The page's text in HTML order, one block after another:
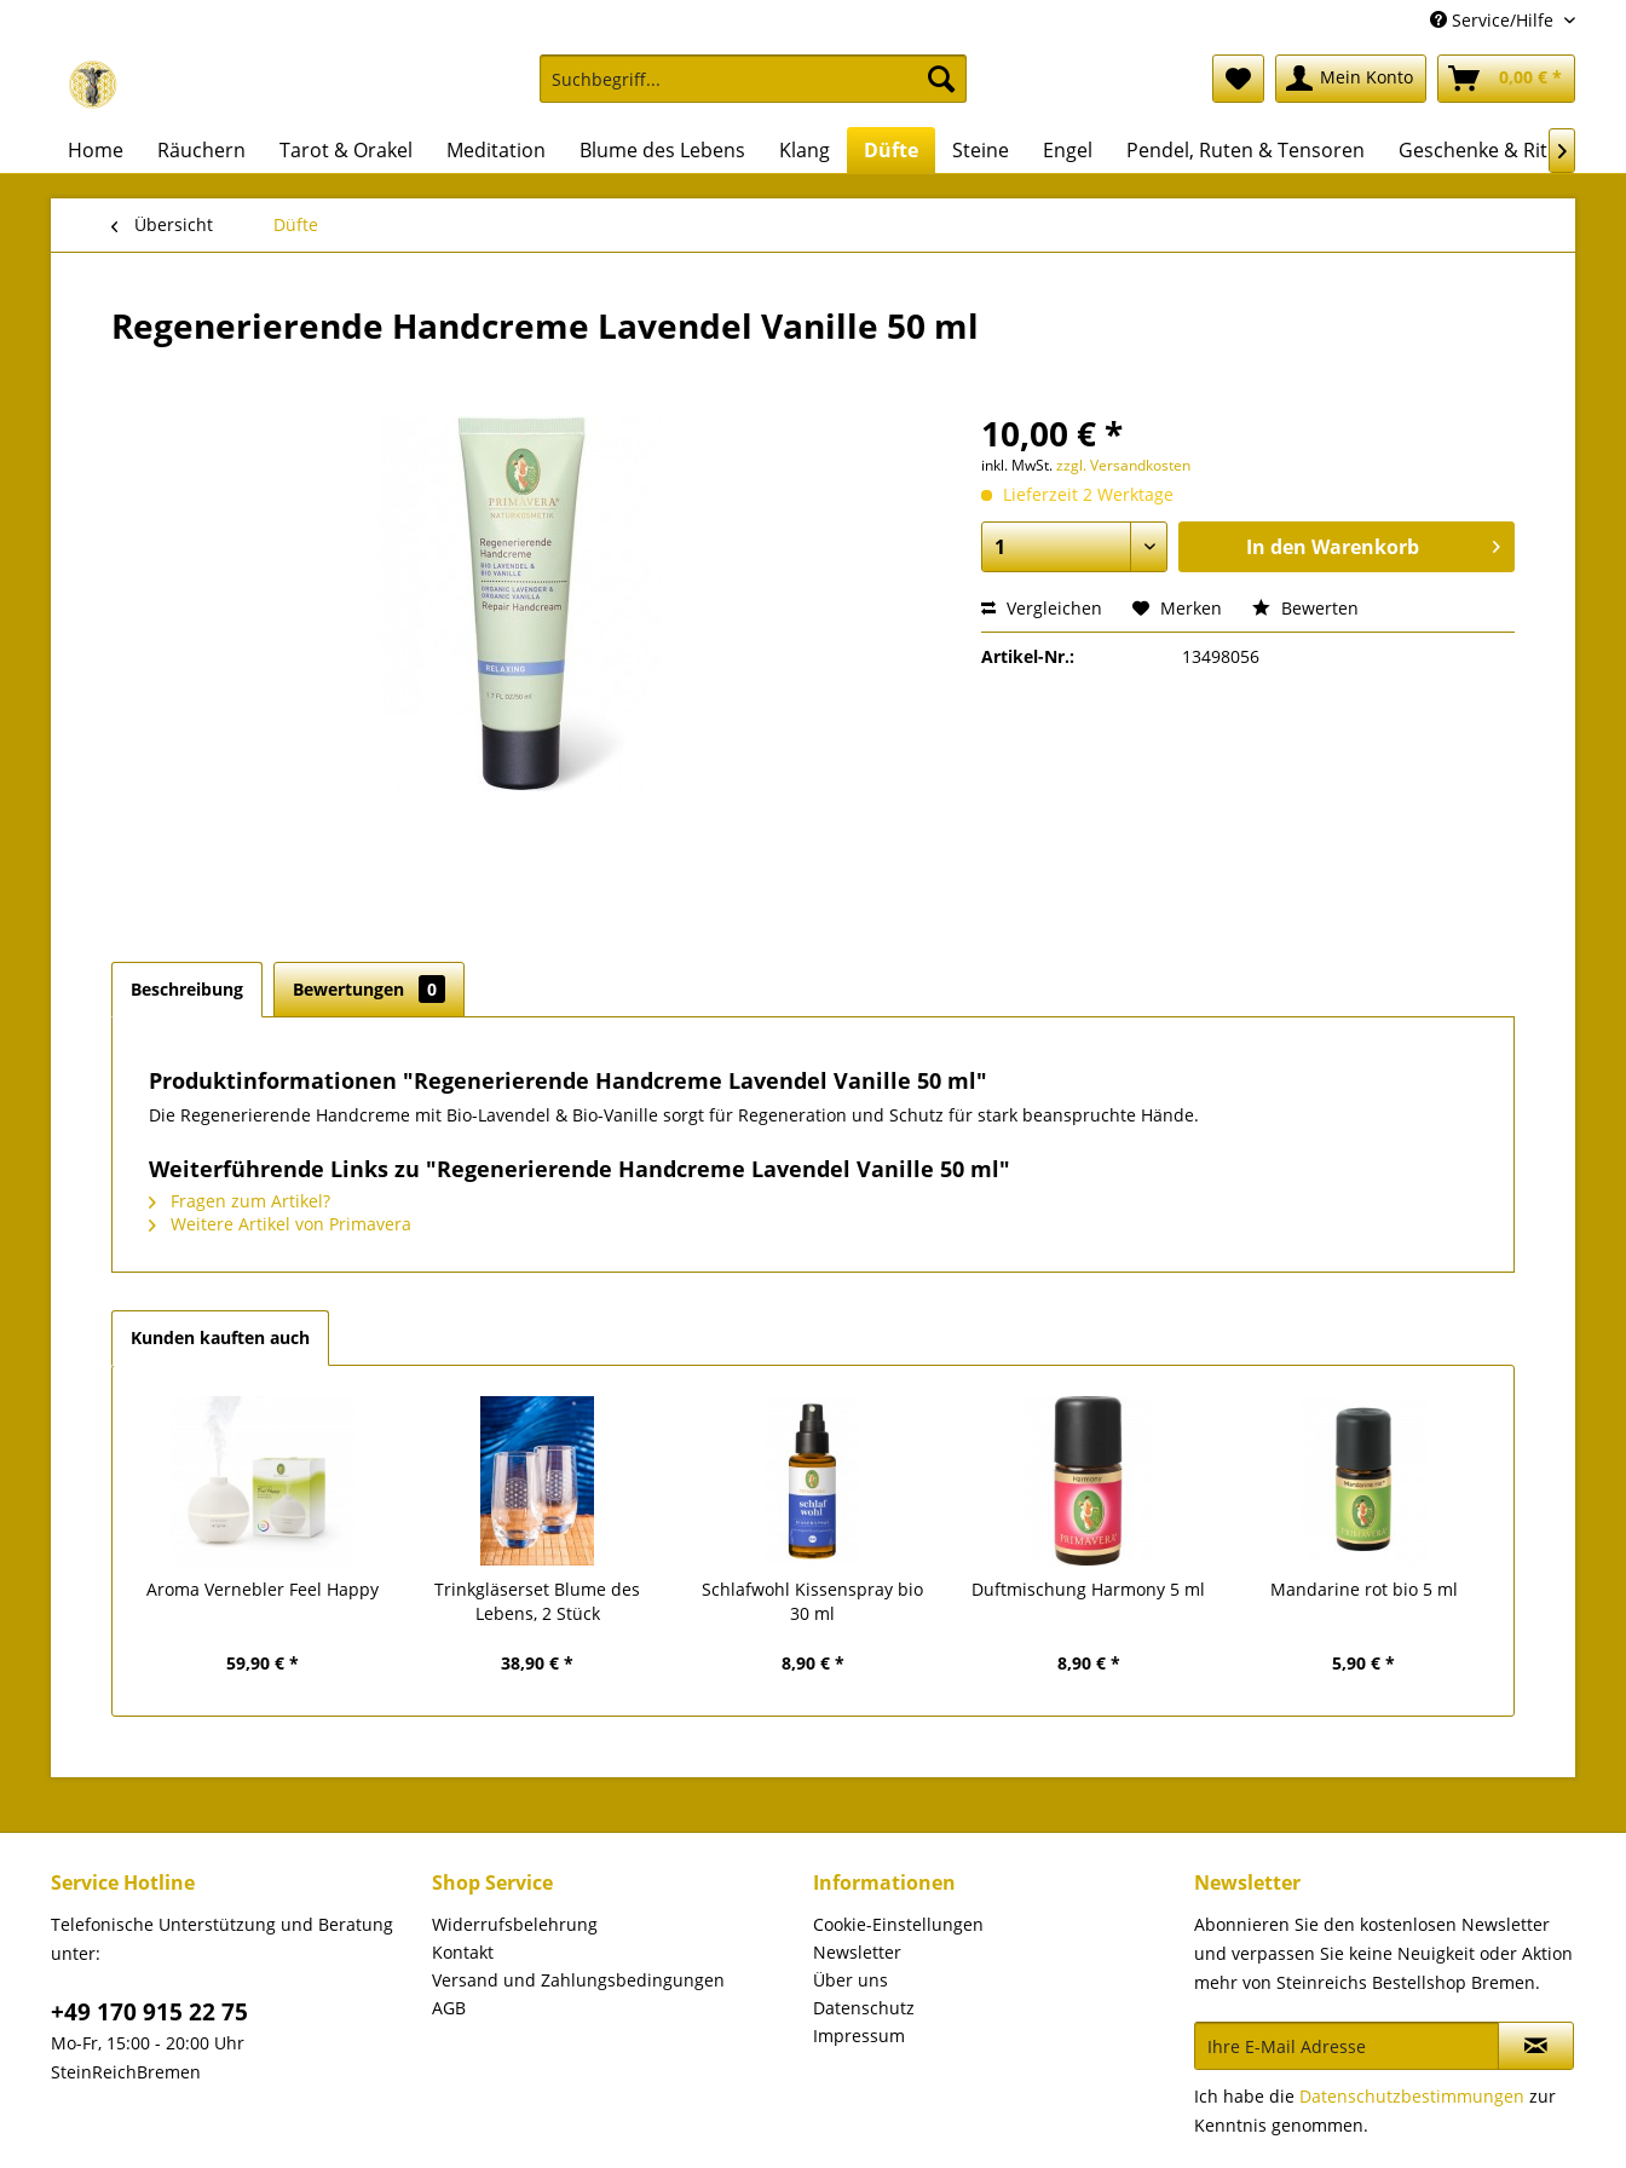
Service/Hilfe
Mein Konto 0,00 € *
Home Räuchern Tarot & Orakel Meditation Blume des Lebens Klang Düfte Steine Engel Pendel, Ruten & Tensoren Geschenke & Rituale

Übersicht Düfte
Regenerierende Handcreme Lavendel Vanille 50 ml
10,00 € *
inkl. MwSt.zzgl. Versandkosten
Lieferzeit 2 Werktage
In den Warenkorb
Vergleichen Merken Bewerten
Artikel-Nr.: 13498056
Beschreibung Bewertungen 0
Produktinformationen "Regenerierende Handcreme Lavendel Vanille 50 ml"
Die Regenerierende Handcreme mit Bio-Lavendel & Bio-Vanille sorgt für Regeneration und Schutz für stark beanspruchte Hände.
Weiterführende Links zu "Regenerierende Handcreme Lavendel Vanille 50 ml"
Fragen zum Artikel?
Weitere Artikel von Primavera
Kunden kauften auch
Aroma Vernebler Feel Happy
59,90 € *
Trinkgläserset Blume des
Lebens, 2 Stück
38,90 € *
Schlafwohl Kissenspray bio
30 ml
8,90 € *
Duftmischung Harmony 5 ml
8,90 € *
Mandarine rot bio 5 ml
5,90 € *
Service Hotline
Telefonische Unterstützung und Beratung
unter:
+49 170 915 22 75
Mo-Fr, 15:00 - 20:00 Uhr
SteinReichBremen
Shop Service
Widerrufsbelehrung
Kontakt
Versand und Zahlungsbedingungen
AGB
Informationen
Cookie-Einstellungen
Newsletter
Über uns
Datenschutz
Impressum
Newsletter
Abonnieren Sie den kostenlosen Newsletter
und verpassen Sie keine Neuigkeit oder Aktion
mehr von Steinreichs Bestellshop Bremen.
Ich habe die Datenschutzbestimmungen zur
Kenntnis genommen.